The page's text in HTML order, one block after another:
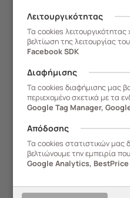
Δωρεάν
Μεταφορικά
Για αγορές εντός
Λειτουργικότητας
Τα cookies λειτουργικότητας
βελτίωση της λειτουργίας
Facebook SDK
Διαφήμισης
Τα cookies διαφήμισης μας
περιεχομένο σχετικά με τα
Google Tag Manager,
Απόδοσης
Τα cookies στατιστικών μας
βελτιώνουμε την εμπειρία
Google Analytics,